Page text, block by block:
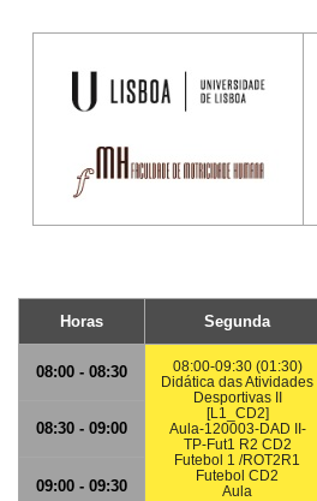
Horas Segunda
08:00 - 08:30
08:00-09:30 (01:30)
Didática das Atividades
Desportivas II
[L1_CD2]
Aula-120003-DAD II-
TP-Fut1 R2 CD2
Futebol 1 /ROT2R1
Futebol CD2
Aula
08:30 - 09:00
09:00 - 09:30